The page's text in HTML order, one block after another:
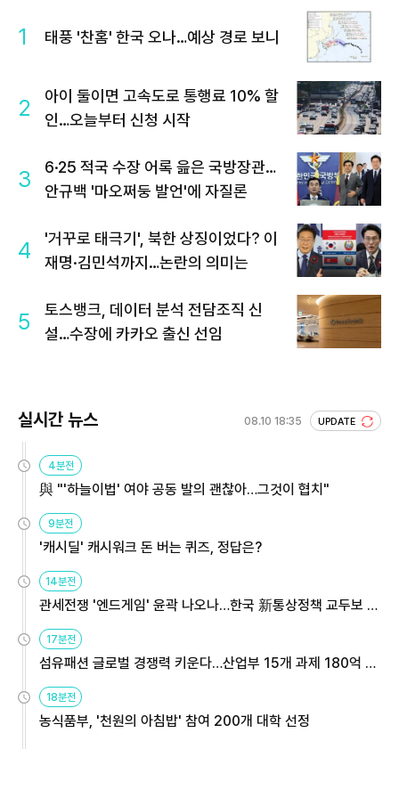
1 태풍 '찬홈' 한국 오나…예상 경로 보니
2
아이 둘이면 고속도로 통행료 10% 할
인…오늘부터 신청 시작
3
6·25 적국 수장 어록 읊은 국방장관…
안규백 '마오쩌둥 발언'에 자질론
4
'거꾸로 태극기', 북한 상징이었다? 이
재명·김민석까지…논란의 의미는
5
토스뱅크, 데이터 분석 전담조직 신
설…수장에 카카오 출신 선임
실시간 뉴스 08.10 18:35 UPDATE
4분전
與 "'하늘이법' 여야 공동 발의 괜찮아…그것이 협치"
9분전
'캐시딜' 캐시워크 돈 버는 퀴즈, 정답은?
14분전
관세전쟁 '엔드게임' 윤곽 나오나…한국 新통상정책 교두보 활
용해야
17분전
섬유패션 글로벌 경쟁력 키운다…산업부 15개 과제 180억 지
원
18분전
농식품부, '천원의 아침밥' 참여 200개 대학 선정